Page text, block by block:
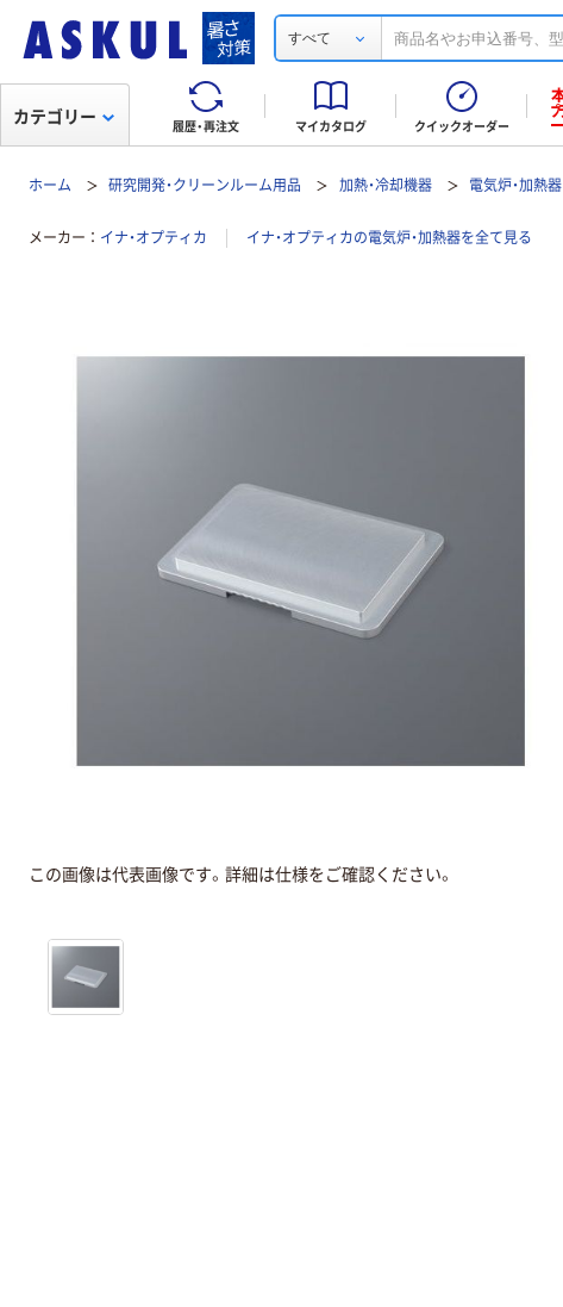
すべて
履歴・再注文 マイカタログ クイックオーダー
カテゴリー
ホーム 研究開発・クリーンルーム用品 加熱・冷却機器 電気炉・加熱器
メーカー イナ・オプティカ イナ・オプティカの電気炉・加熱器を全て見る
この画像は代表画像です。詳細は仕様をご確認ください。